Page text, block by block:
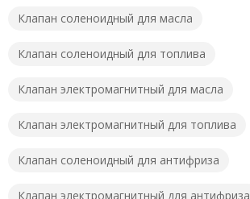
Клапан соленоидный для масла
Клапан соленоидный для топлива
Клапан электромагнитный для масла
Клапан электромагнитный для топлива
Клапан соленоидный для антифриза
Клапан электромагнитный для антифриза